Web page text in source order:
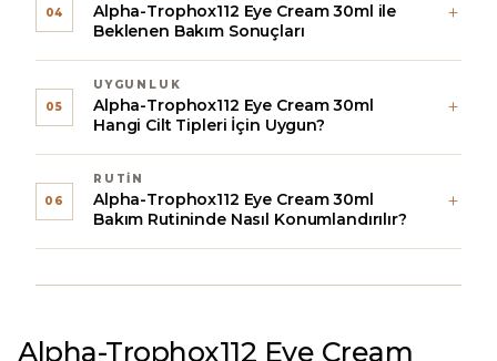
04
Alpha-Trophox112 Eye Cream 30ml ile
Beklenen Bakım Sonuçları
05
UYGUNLUK
Alpha-Trophox112 Eye Cream 30ml
Hangi Cilt Tipleri İçin Uygun?
06
RUTIN
Alpha-Trophox112 Eye Cream 30ml
Bakım Rutininde Nasıl Konumlandırılır?
Alpha-Trophox112 Eye Cream